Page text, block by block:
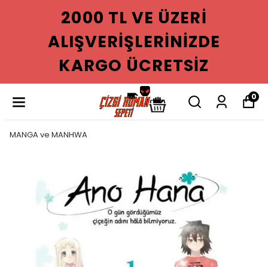
2000 TL VE ÜZERI
ALIŞVERIŞLERINIZDE
KARGO ÜCRETSIZ
0
MANGA ve MANHWA